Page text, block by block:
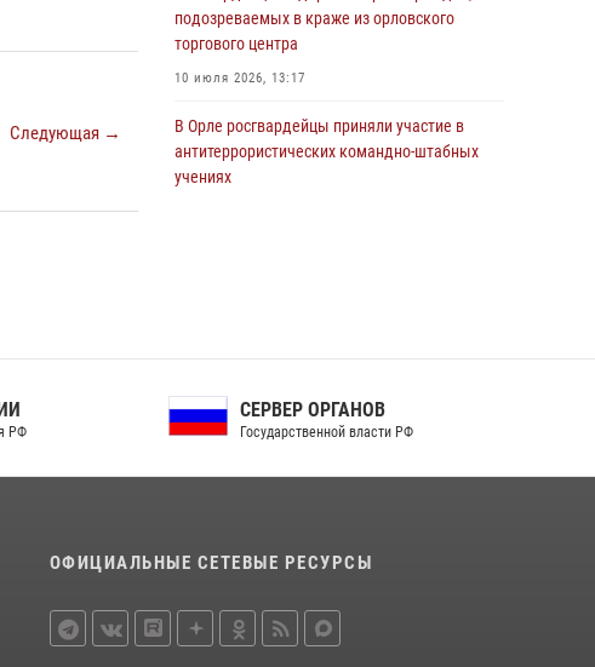
Следующая →
незарегистрированное ружьё
31 июля 2026, 13:16
подозреваемых в краже из орловского
торгового центра
10 июля 2026, 13:17
В Орле росгвардейцы приняли участие в
антитеррористических командно-штабных
учениях
совещании по вопросам обеспечения
безопасности в преддверии Единого дня
голосования
13 июля 2026, 14:29
На брифинге росгвардейцы рассказали
РФ
СЕРВЕР ОРГАНОВ
Государственной власти РФ
ОФИЦИАЛЬНЫЕ СЕТЕВЫЕ РЕСУРСЫ